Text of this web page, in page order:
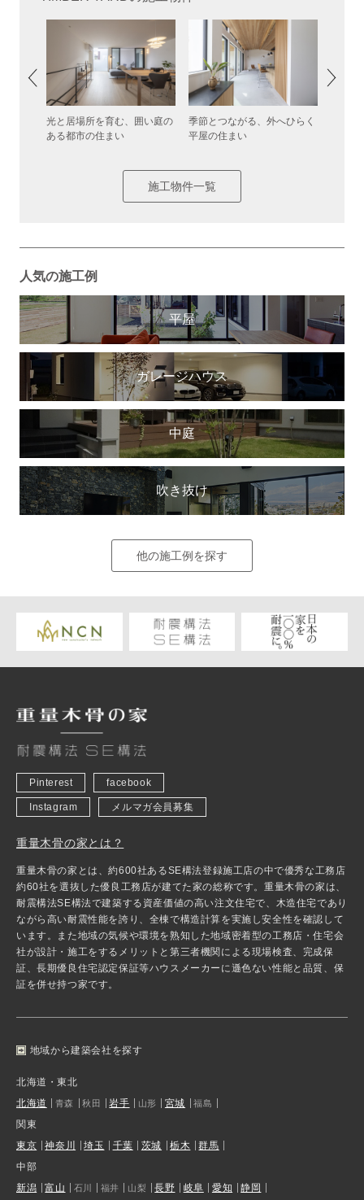
光と居場所を育む、囲い庭の
ある都市の住まい
季節とつながる、外へひらく
平屋の住まい
施工物件一覧
人気の施工例
平屋
ガレージハウス
中庭
吹き抜け
他の施工例を探す
Pinterest facebook
Instagram メルマガ会員募集
重量木骨の家とは？
重量木骨の家とは、約600社あるSE構法登録施工店の中で優秀な工務店
約60社を選抜した優良工務店が建てた家の総称です。重量木骨の家は、
耐震構法SE構法で建築する資産価値の高い注文住宅で、木造住宅であり
ながら高い耐震性能を誇り、全棟で構造計算を実施し安全性を確認して
います。また地域の気候や環境を熟知した地域密着型の工務店・住宅会
社が設計・施工をするメリットと第三者機関による現場検査、完成保
証、長期優良住宅認定保証等ハウスメーカーに遜色ない性能と品質、保
証を併せ持つ家です。
地域から建築会社を探す
北海道・東北
北海道
青森 秋田 岩手 山形 宮城 福島
関東
東京
神奈川 埼玉 千葉 茨城 栃木
群馬
中部
新潟
富山 石川 福井 山梨 長野 岐阜 愛知
静岡